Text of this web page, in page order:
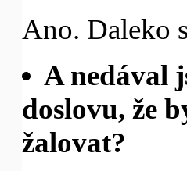
Ano. Daleko
A nedával
doslovu, že
žalovat?